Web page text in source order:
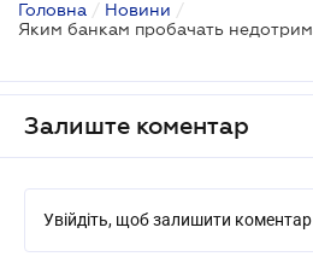
Головна / Новини /
Залиште коментар
Увійдіть, щоб залишити коментар